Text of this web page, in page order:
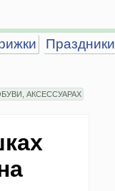
Праздники
АКСЕССУАРАХ